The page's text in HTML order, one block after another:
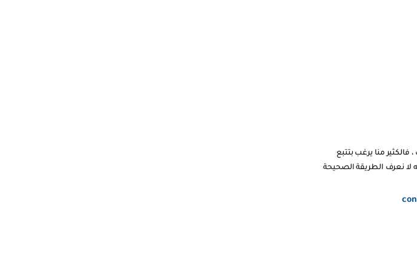
منا يرغب بتتبع
لا نعرف الطريقة الصحيحة